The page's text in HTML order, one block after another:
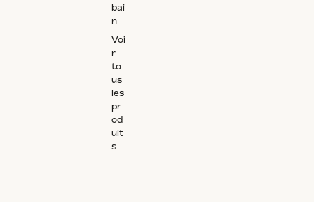
bai
n
Voi
r
to
us
les
pr
od
uit
s